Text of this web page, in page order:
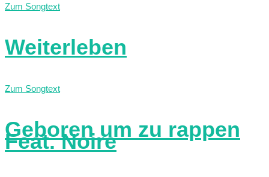
Zum Songtext
Weiterleben
Zum Songtext
Geboren um zu rappen
Feat. Noire